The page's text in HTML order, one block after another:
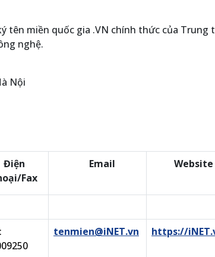
tên miền quốc gia .VN chính thức của Trung
nghệ.
Nội
Điện
Fax
Email Website
tenmien@iNET.vn https://